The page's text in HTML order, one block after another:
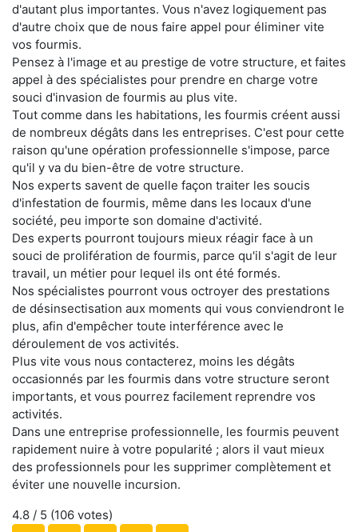
d'autant plus importantes. Vous n'avez logiquement pas
d'autre choix que de nous faire appel pour éliminer vite
vos fourmis.
Pensez à l'image et au prestige de votre structure, et faites
appel à des spécialistes pour prendre en charge votre
souci d'invasion de fourmis au plus vite.
Tout comme dans les habitations, les fourmis créent aussi
de nombreux dégâts dans les entreprises. C'est pour cette
raison qu'une opération professionnelle s'impose, parce
qu'il y va du bien-être de votre structure.
Nos experts savent de quelle façon traiter les soucis
d'infestation de fourmis, même dans les locaux d'une
société, peu importe son domaine d'activité.
Des experts pourront toujours mieux réagir face à un
souci de prolifération de fourmis, parce qu'il s'agit de leur
travail, un métier pour lequel ils ont été formés.
Nos spécialistes pourront vous octroyer des prestations
de désinsectisation aux moments qui vous conviendront le
plus, afin d'empêcher toute interférence avec le
déroulement de vos activités.
Plus vite vous nous contacterez, moins les dégâts
occasionnés par les fourmis dans votre structure seront
importants, et vous pourrez facilement reprendre vos
activités.
Dans une entreprise professionnelle, les fourmis peuvent
rapidement nuire à votre popularité ; alors il vaut mieux
des professionnels pour les supprimer complètement et
éviter une nouvelle incursion.
4.8 / 5 (106 votes)